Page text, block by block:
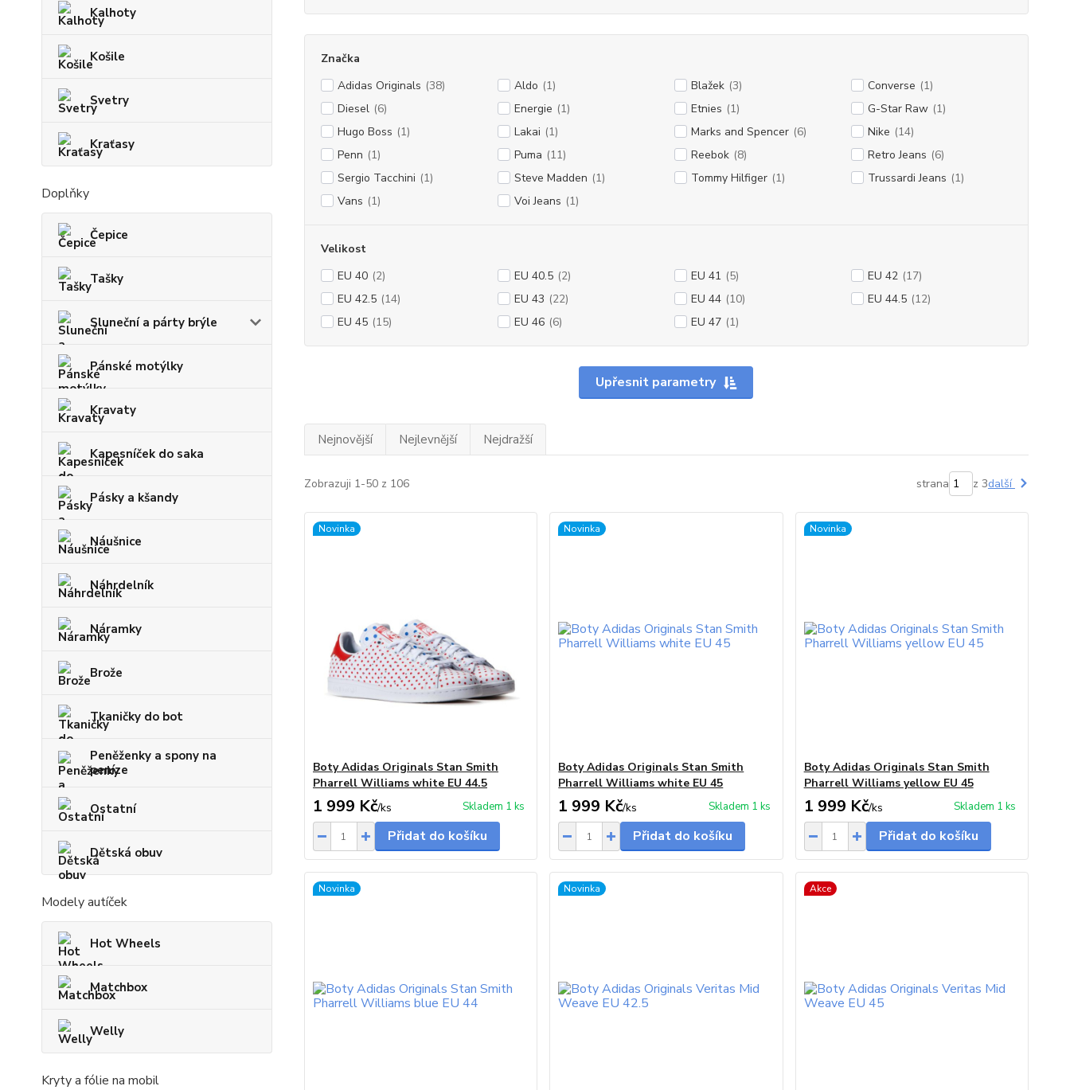
Kalhoty
Košile
Svetry
Kraťasy
Doplňky
Čepice
Tašky
Sluneční a párty brýle
Pánské motýlky
Kravaty
Kapesníček do saka
Pásky a kšandy
Náušnice
Náhrdelník
Náramky
Brože
Tkaničky do bot
Peněženky a spony na
peníze
Ostatní
Dětská obuv
Modely autíček
Hot Wheels
Matchbox
Welly
Kryty a fólie na mobil
Upřesnit parametry
Značka
Adidas Originals (38) Aldo (1) Blažek (3) Converse (1)
Diesel (6) Energie (1) Etnies (1) G-Star Raw (1)
Hugo Boss (1) Lakai (1) Marks and Spencer (6) Nike (14)
Penn (1) Puma (11) Reebok (8) Retro Jeans (6)
Sergio Tacchini (1) Steve Madden (1) Tommy Hilfiger (1) Trussardi Jeans (1)
Vans (1) Voi Jeans (1)
Velikost
EU 40 (2) EU 40.5 (2) EU 41 (5) EU 42 (17)
EU 42.5 (14) EU 43 (22) EU 44 (10) EU 44.5 (12)
EU 45 (15) EU 46 (6) EU 47 (1)
Nejnovější Nejlevnější Nejdražší
Zobrazuji 1-50 z 106 strana z 3další
Novinka
Boty Adidas Originals Stan Smith
Pharrell Williams white EU 44.5
1 999 Kč/ks Skladem 1 ks
Přidat do košíku
Novinka
Boty Adidas Originals Stan Smith
Pharrell Williams white EU 45
1 999 Kč/ks Skladem 1 ks
Přidat do košíku
Novinka
Boty Adidas Originals Stan Smith
Pharrell Williams yellow EU 45
1 999 Kč/ks Skladem 1 ks
Přidat do košíku
Novinka Novinka Akce